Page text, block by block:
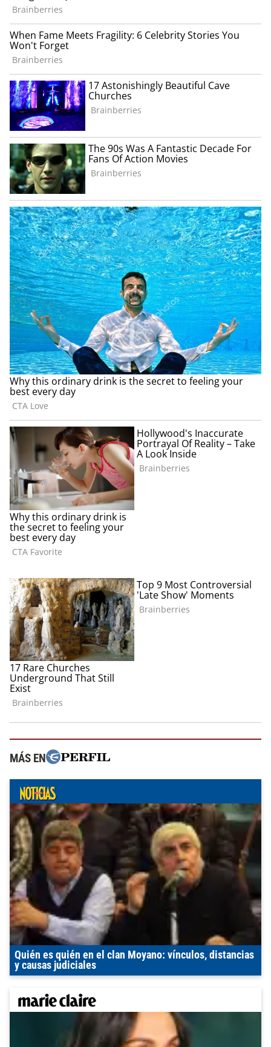
MÁS EN
Quién es quién en el clan Moyano: vínculos, distancias
y causas judiciales